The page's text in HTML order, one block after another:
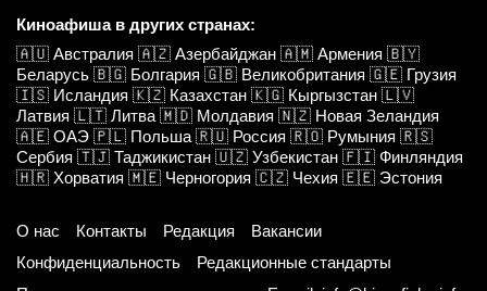
Киноафиша в других странах:
🇦🇺 Австралия 🇦🇿 Азербайджан 🇦🇲 Армения 🇧🇾
Беларусь 🇧🇬 Болгария 🇬🇧 Великобритания 🇬🇪 Грузия
🇮🇸 Исландия 🇰🇿 Казахстан 🇰🇬 Кыргызстан 🇱🇻
Латвия 🇱🇹 Литва 🇲🇩 Молдавия 🇳🇿 Новая Зеландия
🇦🇪 ОАЭ 🇵🇱 Польша 🇷🇺 Россия 🇷🇴 Румыния 🇷🇸
Сербия 🇹🇯 Таджикистан 🇺🇿 Узбекистан 🇫🇮 Финляндия
🇭🇷 Хорватия 🇲🇪 Черногория 🇨🇿 Чехия 🇪🇪 Эстония
О нас Контакты Редакция
Вакансии
Конфиденциальность
Редакционные стандарты